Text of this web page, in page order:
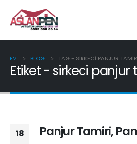
EV BLOG TAG - SIRKECI PANJUR
Etiket - sirkeci panjur
18 Panjur Tamiri,